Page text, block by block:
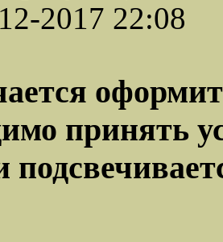
2017 22:08
принять